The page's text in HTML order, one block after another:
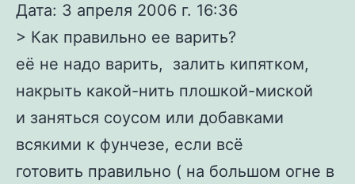
Дата: 3 апреля 2006 г. 16:36
> Как правильно ее варить?
её не надо варить, залить кипятком,
накрыть какой-нить плошкой-миской
и заняться соусом или добавками
всякими к фунчезе, если всё
готовить правильно ( на большом огне в